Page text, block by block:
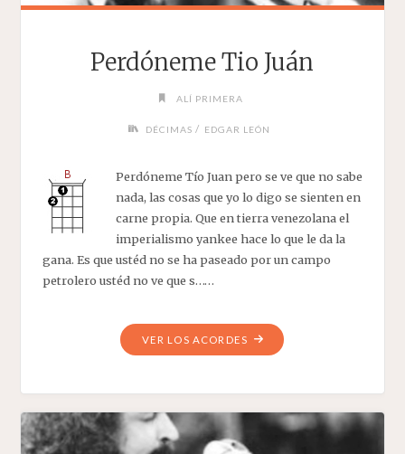
Perdóneme Tio Juán
ALÍ PRIMERA
DÉCIMAS / EDGAR LEÓN
Perdóneme Tío Juan pero se ve que no sabe
nada, las cosas que yo lo digo se sienten en
carne propia. Que en tierra venezolana el
imperialismo yankee hace lo que le da la
gana. Es que ustéd no se ha paseado por un campo
petrolero ustéd no ve que s……
VER LOS ACORDES"PERDÓNEME
TIO